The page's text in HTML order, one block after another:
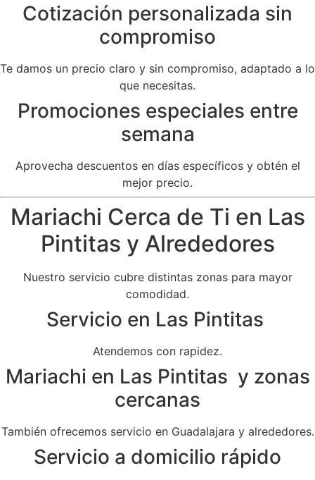
Cotización personalizada sin
compromiso
Te damos un precio claro y sin compromiso, adaptado a lo
que necesitas.
Promociones especiales entre
semana
Aprovecha descuentos en días específicos y obtén el
mejor precio.
Mariachi Cerca de Ti en Las
Pintitas y Alrededores
Nuestro servicio cubre distintas zonas para mayor
comodidad.
Servicio en Las Pintitas
Atendemos con rapidez.
Mariachi en Las Pintitas y zonas
cercanas
También ofrecemos servicio en Guadalajara y alrededores.
Servicio a domicilio rápido